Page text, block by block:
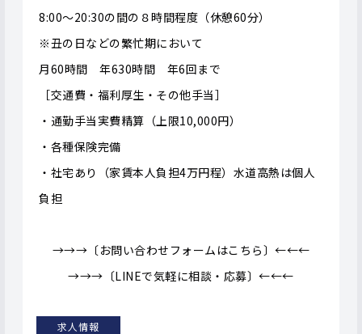
8:00～20:30の間の８時間程度（休憩60分）
※丑の日などの繁忙期において
月60時間 年630時間 年6回まで
［交通費・福利厚生・その他手当］
・通勤手当実費精算（上限10,000円）
・各種保険完備
・社宅あり（家賃本人負担4万円程）水道高熱は個人
負担
→→→ 〔お問い合わせフォームはこちら〕 ←←←
→→→〔LINEで気軽に相談・応募〕←←←
求人情報